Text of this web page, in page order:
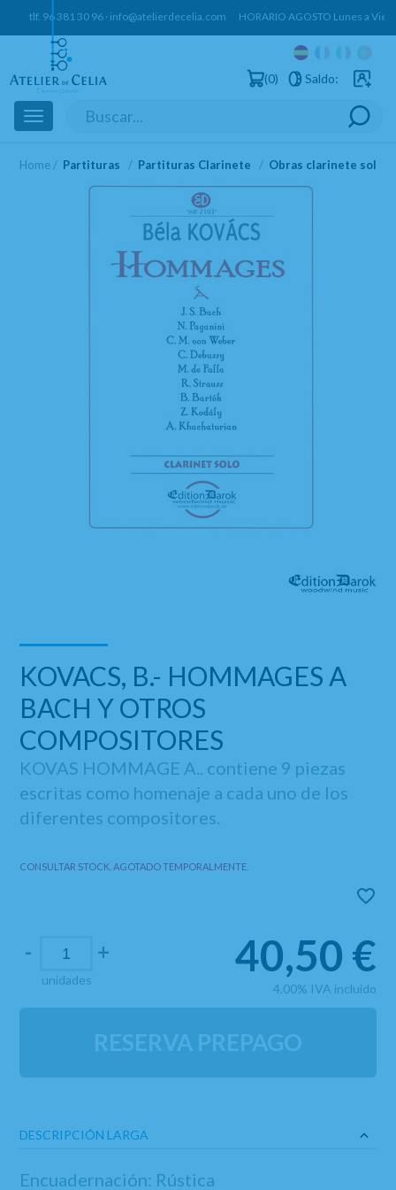
tlf. 96 381 30 96 · info@atelierdecelia.com HORARIO AGOSTO Lunes a
0 Saldo:
Toggle
navigation
Home Partituras Partituras Clarinete Obras clarinete solo
KOVACS, B.- HOMMAGES A
BACH Y OTROS
COMPOSITORES
KOVAS HOMMAGE A.. contiene 9 piezas
escritas como homenaje a cada uno de los
diferentes compositores.
CONSULTAR STOCK. AGOTADO TEMPORALMENTE.
-
unidades
+ 40,50 €
4.00% IVA incluido
RESERVA PREPAGO
DESCRIPCIÓN LARGA
Encuadernación: Rústica